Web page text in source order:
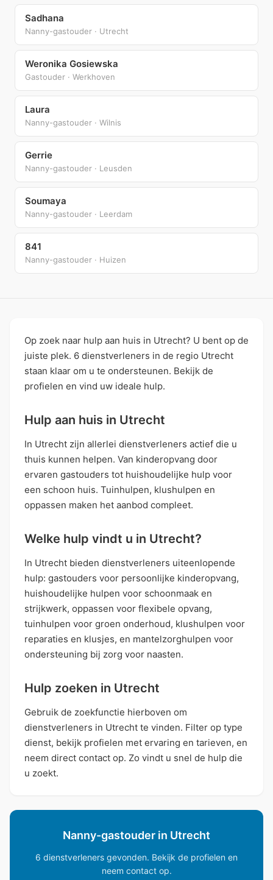
Sadhana
Nanny-gastouder · Utrecht
Weronika Gosiewska
Gastouder · Werkhoven
Laura
Nanny-gastouder · Wilnis
Gerrie
Nanny-gastouder · Leusden
Soumaya
Nanny-gastouder · Leerdam
841
Nanny-gastouder · Huizen
Op zoek naar hulp aan huis in Utrecht? U bent op de
juiste plek. 6 dienstverleners in de regio Utrecht
staan klaar om u te ondersteunen. Bekijk de
profielen en vind uw ideale hulp.
Hulp aan huis in Utrecht
In Utrecht zijn allerlei dienstverleners actief die u
thuis kunnen helpen. Van kinderopvang door
ervaren gastouders tot huishoudelijke hulp voor
een schoon huis. Tuinhulpen, klushulpen en
oppassen maken het aanbod compleet.
Welke hulp vindt u in Utrecht?
In Utrecht bieden dienstverleners uiteenlopende
hulp: gastouders voor persoonlijke kinderopvang,
huishoudelijke hulpen voor schoonmaak en
strijkwerk, oppassen voor flexibele opvang,
tuinhulpen voor groen onderhoud, klushulpen voor
reparaties en klusjes, en mantelzorghulpen voor
ondersteuning bij zorg voor naasten.
Hulp zoeken in Utrecht
Gebruik de zoekfunctie hierboven om
dienstverleners in Utrecht te vinden. Filter op type
dienst, bekijk profielen met ervaring en tarieven, en
neem direct contact op. Zo vindt u snel de hulp die
u zoekt.
Nanny-gastouder in Utrecht
6 dienstverleners gevonden. Bekijk de profielen en
neem contact op.